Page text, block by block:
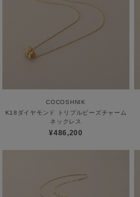
COCOSHNIK
K18ダイヤモンド トリプルビーズチャーム
ネックレス
¥486,200